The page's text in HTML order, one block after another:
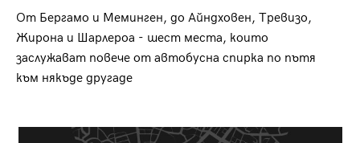
От Бергамо и Меминген, до Айндховен, Тревизо,
Жирона и Шарлероа - шест места, които
заслужават повече от автобусна спирка по пътя
към някъде другаде